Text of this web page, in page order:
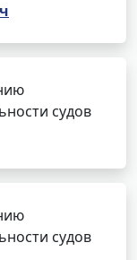
судов
судов